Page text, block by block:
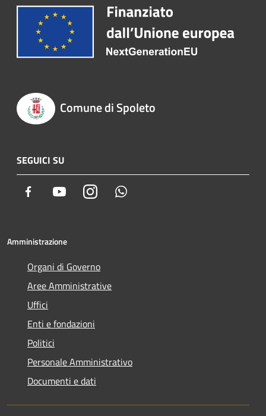
Comune di Spoleto
SEGUICI SU
Facebook YoutubeInstagram
Amministrazione
Organi di Governo
Aree Amministrative
Uffici
Enti e fondazioni
Politici
Personale Amministrativo
Documenti e dati